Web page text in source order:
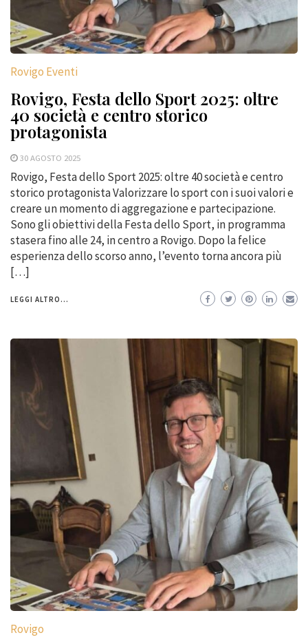
Rovigo Eventi
Rovigo, Festa dello Sport 2025: oltre
40 società e centro storico
protagonista
30 AGOSTO 2025
Rovigo, Festa dello Sport 2025: oltre 40 società e centro
storico protagonista Valorizzare lo sport con i suoi valori e
creare un momento di aggregazione e partecipazione.
Sono gli obiettivi della Festa dello Sport, in programma
stasera fino alle 24, in centro a Rovigo. Dopo la felice
esperienza dello scorso anno, l’evento torna ancora più
[…]
LEGGI ALTRO...
Rovigo